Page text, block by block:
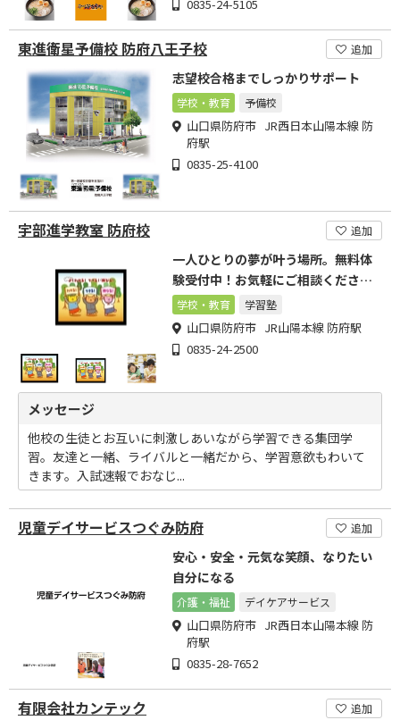
0835-24-5105
東進衛星予備校 防府八王子校 追加
志望校合格までしっかりサポート
学校・教育 予備校
山口県防府市 JR西日本山陽本線 防
府駅
0835-25-4100
宇部進学教室 防府校 追加
一人ひとりの夢が叶う場所。無料体
験受付中！お気軽にご相談くださ
い！
学校・教育 学習塾
山口県防府市 JR山陽本線 防府駅
0835-24-2500
メッセージ
他校の生徒とお互いに刺激しあいながら学習できる集団学
習。友達と一緒、ライバルと一緒だから、学習意欲もわいて
きます。入試速報でおなじ...
児童デイサービスつぐみ防府 追加
安心・安全・元気な笑顔、なりたい
自分になる
介護・福祉 デイケアサービス
山口県防府市 JR西日本山陽本線 防
府駅
0835-28-7652
有限会社カンテック 追加